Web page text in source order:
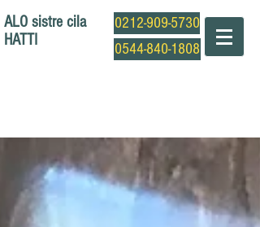
ALO sistre cila
HATTI
0212-909-5730
0544-840-1808